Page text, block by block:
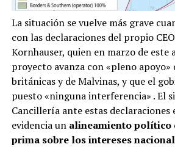
La situación se vuelve más grave
con las declaraciones del propio
Kornhauser, quien en marzo de este
proyecto avanza con «pleno apoyo»
británicas y de Malvinas, y que el
puesto «ninguna interferencia» . El
Cancillería ante estas declaraciones
evidencia un alineamiento político
prima sobre los intereses